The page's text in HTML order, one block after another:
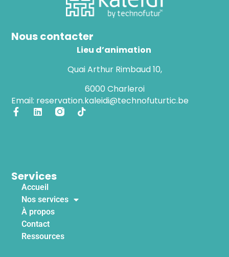
Services
Accueil
Nos services
À propos
Contact
Ressources
Nous contacter
Lieu d’animation
Quai Arthur Rimbaud 10,
6000 Charleroi
Email: reservation.kaleidi@technofuturtic.be